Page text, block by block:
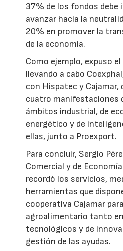
37% de los fondos debe
avanzar hacia la
20% en promover la
de la economía.
Como ejemplo, expuso
llevando a cabo
con Hispatec y Cajamar,
cuatro manifestaciones
ámbitos industrial, de
energético y de
ellas, junto a Proexport.
Para concluir, Sergio
Comercial y de
recordó los servicios,
herramientas que
cooperativa Cajamar
agroalimentario tanto
tecnológicos y de
gestión de las ayudas.